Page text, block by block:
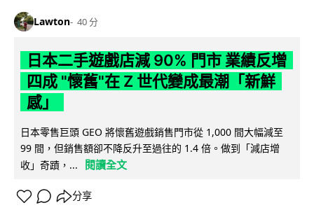
Lawton 40 分
日本二手遊戲店減 90% 門市 業績反增
四成 "懷舊"在 Z 世代變成最潮「新鮮
感」
日本零售巨頭 GEO 將懷舊遊戲銷售門市從 1,000 間大幅減至
99 間，但銷售額卻不降反升至過往的 1.4 倍。做到「減店增
收」奇蹟，...
閱讀全文
分享